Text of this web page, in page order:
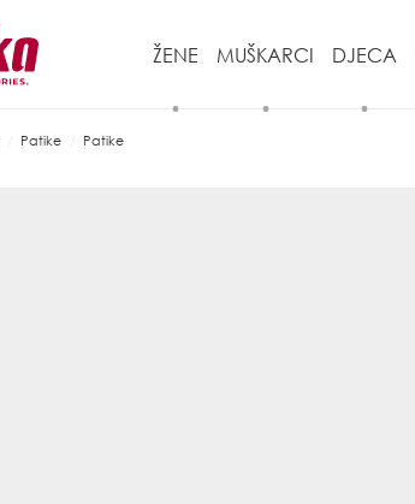
ŽENE MUŠKARCI DJECA
Patike Patike